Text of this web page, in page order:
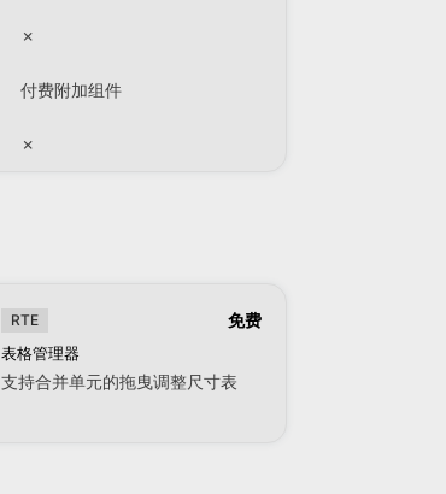
✗
付费附加组件
✗
RTE 免费
表格管理器
支持合并单元的拖曳调整尺寸表